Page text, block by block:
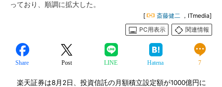
っており、順調に拡大した。
[ 斎藤健二 ，ITmedia]
PC用表示
関連情報
Share Post LINE Hatena 7
楽天証券は8月2日、投資信託の月額積立設定額が1000億円に